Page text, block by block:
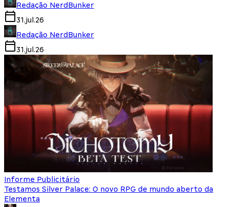
Redação NerdBunker
31.jul.26
Redação NerdBunker
31.jul.26
Informe Publicitário
Testamos Silver Palace: O novo RPG de mundo aberto da
Elementa